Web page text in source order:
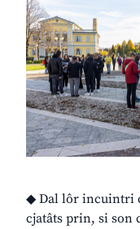
◆ Dal lôr incuintri
cjatâts prin, si son